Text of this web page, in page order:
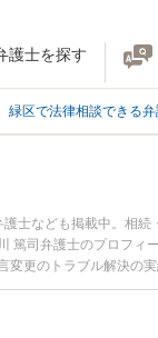
護士を探す
緑区で法律相談できる
士なども掲載中。相
司弁護士のプロフィ
更のトラブル解決の
おすすめです。